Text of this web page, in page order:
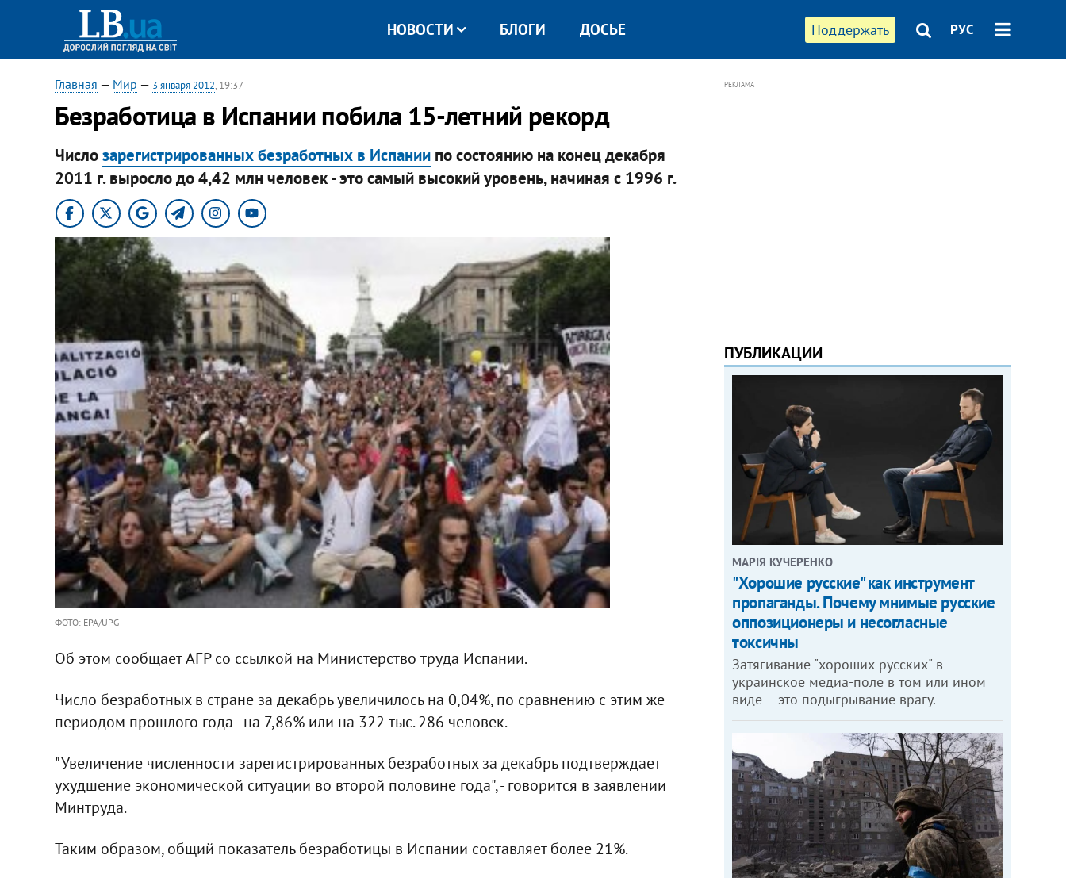
Поддержать РУС
НОВОСТИ БЛОГИ ДОСЬЕ
Главная — Мир — 3 января 2012, 19:37
Безработица в Испании побила 15-летний рекорд
Числозарегистрированных безработных в Испаниипо состоянию на конец декабря
2011 г. выросло до 4,42 млн человек - это самый высокий уровень, начиная с 1996 г.
ФОТО: EPA/UPG
Об этом сообщает AFP со ссылкой на Министерство труда Испании.
Число безработных в стране за декабрь увеличилось на 0,04%, по сравнению с этим же
периодом прошлого года - на 7,86% или на 322 тыс. 286 человек.
"Увеличение численности зарегистрированных безработных за декабрь подтверждает
ухудшение экономической ситуации во второй половине года", - говорится в заявлении
Минтруда.
Таким образом, общий показатель безработицы в Испании составляет более 21%.
РЕКЛАМА
ПУБЛИКАЦИИ
МАРІЯ КУЧЕРЕНКО
"Хорошие русские" как инструмент
пропаганды. Почему мнимые русские
оппозиционеры и несогласные
токсичны
Затягивание "хороших русских" в
украинское медиа-поле в том или ином
виде – это подыгрывание врагу.